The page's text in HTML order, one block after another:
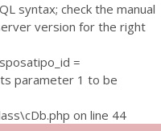
syntax; check the manual
version for the right
=
parameter 1 to be
on line 44